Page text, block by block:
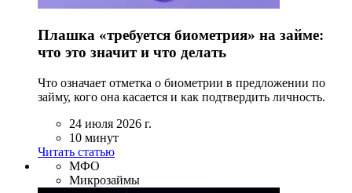
Плашка «требуется биометрия» на займе:
что это значит и что делать
Что означает отметка о биометрии в предложении по
займу, кого она касается и как подтвердить личность.
24 июля 2026 г.
10 минут
Читать статью
МФО
Микрозаймы